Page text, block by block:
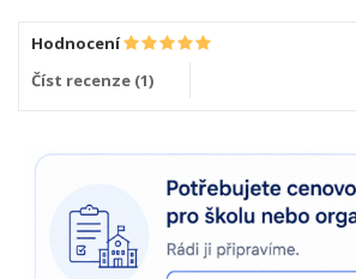
Hodnocení
Číst recenze (1)